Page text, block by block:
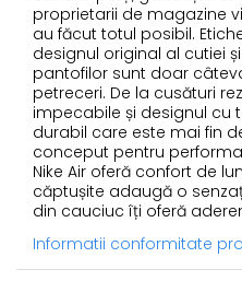
proprietarii de magazine
au făcut totul posibil.
designul original al cutiei
pantofilor sunt doar
petreceri. De la cusături
impecabile și designul cu
durabil care este mai fin
conceput pentru
Nike Air oferă confort de
căptușite adaugă o
din cauciuc îți oferă
Informatii conformitate